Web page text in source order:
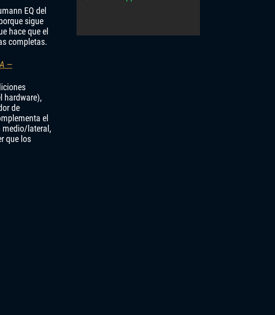
EQ del
sigue
hace que el
completas.
—
hardware),
de
el
medio/lateral,
que los